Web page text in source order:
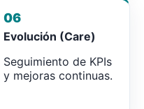
06
Evolución (Care)
Seguimiento de KPIs
y mejoras continuas.